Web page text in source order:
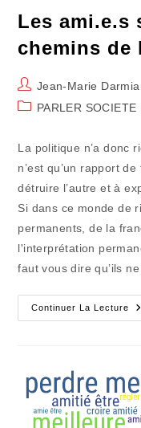
Les ami.e.s
chemins
Auteur/autrice
de
Jean-Marie
PostPARLER SOCIETE
La politique n’a donc
n’est qu’un rapport
détruire l’autre et à
Si dans ce monde de
permanents, de la
l'interprétation
faut vous dire qu’ils
Continuer La Lecture
De
Vie